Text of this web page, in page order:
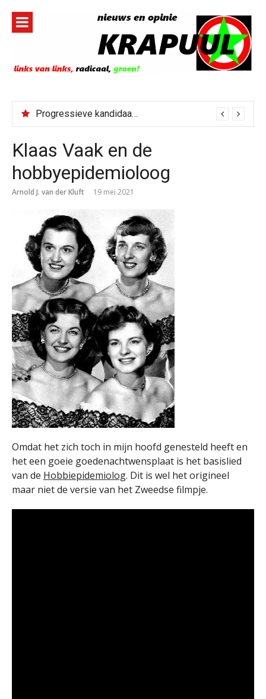
inhoud
Progressieve kandidaat El-Sayed senaatskandidaat Michigan
Klaas Vaak en de
hobbyepidemioloog
Arnold J. van der Kluft 19 mei 2021
Omdat het zich toch in mijn hoofd genesteld heeft en
het een goeie goedenachtwensplaat is het basislied
van de Hobbiepidemiolog. Dit is wel het origineel
maar niet de versie van het Zweedse filmpje.